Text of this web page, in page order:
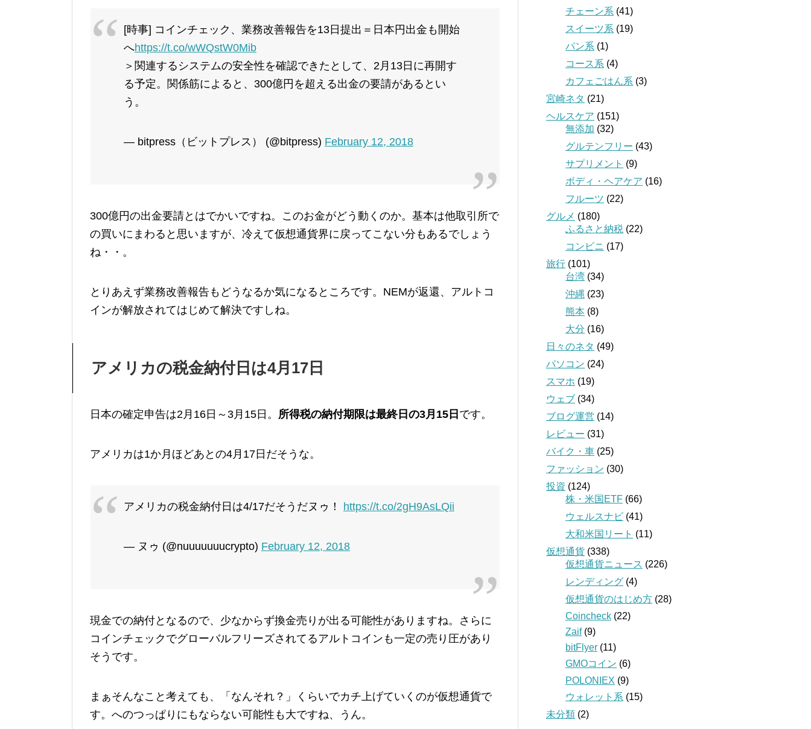
[時事] コインチェック、業務改善報告を13日提出＝日本円出金も開始
へhttps://t.co/wWQstW0Mib
＞関連するシステムの安全性を確認できたとして、2月13日に再開す
る予定。関係筋によると、300億円を超える出金の要請があるとい
う。
— bitpress（ビットプレス） (@bitpress) February 12, 2018
300億円の出金要請とはでかいですね。このお金がどう動くのか。基本は他取引所で
の買いにまわると思いますが、冷えて仮想通貨界に戻ってこない分もあるでしょう
ね・・。
とりあえず業務改善報告もどうなるか気になるところです。NEMが返還、アルトコ
インが解放されてはじめて解決ですしね。
アメリカの税金納付日は4月17日
日本の確定申告は2月16日～3月15日。 所得税の納付期限は最終日の3月15日 です。
アメリカは1か月ほどあとの4月17日だそうな。
アメリカの税金納付日は4/17だそうだヌゥ！ https://t.co/2gH9AsLQii
— ヌゥ (@nuuuuuuucrypto) February 12, 2018
現金での納付となるので、少なからず換金売りが出る可能性がありますね。さらに
コインチェックでグローバルフリーズされてるアルトコインも一定の売り圧があり
そうです。
まぁそんなこと考えても、「なんそれ？」くらいでカチ上げていくのが仮想通貨で
す。へのつっぱりにもならない可能性も大ですね、うん。
チェーン系 (41)
スイーツ系 (19)
パン系 (1)
コース系 (4)
カフェごはん系 (3)
宮崎ネタ (21)
ヘルスケア (151)
無添加 (32)
グルテンフリー (43)
サプリメント (9)
ボディ・ヘアケア (16)
フルーツ (22)
グルメ (180)
ふるさと納税 (22)
コンビニ (17)
旅行 (101)
台湾 (34)
沖縄 (23)
熊本 (8)
大分 (16)
日々のネタ (49)
パソコン (24)
スマホ (19)
ウェブ (34)
ブログ運営 (14)
レビュー (31)
バイク・車 (25)
ファッション (30)
投資 (124)
株・米国ETF (66)
ウェルスナビ (41)
大和米国リート (11)
仮想通貨 (338)
仮想通貨ニュース (226)
レンディング (4)
仮想通貨のはじめ方 (28)
Coincheck (22)
Zaif(9)
bitFlyer (11)
GMOコイン (6)
POLONIEX (9)
ウォレット系 (15)
未分類 (2)